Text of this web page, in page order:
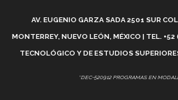
¿Cómo es el Modelo
Vida Tec: Feminismo
AV. EUGENIO GARZA SADA 2501 SUR
MONTERREY, NUEVO LEÓN, MÉXICO | TEL.
TECNOLÓGICO Y DE ESTUDIOS
*DEC-520912 PROGRAMAS EN